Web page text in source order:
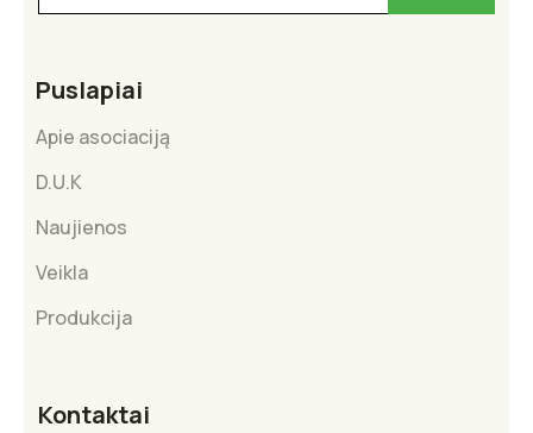
Puslapiai
Apie asociaciją
D.U.K
Naujienos
Veikla
Produkcija
Kontaktai